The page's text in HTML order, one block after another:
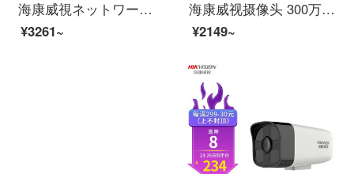
海康威視ネットワーク監視カメラ200万高清1080 P昼夜監視臻フルカラー画面携帯電話長非POE半球形カメラ3327 FDWD-LS 6 MM
¥3261~
海康威视摄像头 300万网络高清数字降噪 内置麦克风带录音 POE红外夜视网络半球摄像机DS-IPC-T13H2-I2.8mm
¥2149~